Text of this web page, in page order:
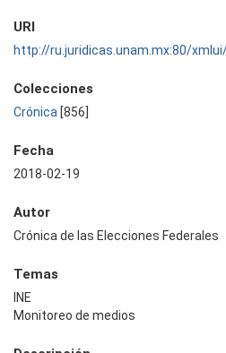
URI
http://ru.juridicas.unam.mx:80/
Colecciones
Crónica [856]
Fecha
2018-02-19
Autor
Crónica de las Elecciones Federales
Temas
INE
Monitoreo de medios